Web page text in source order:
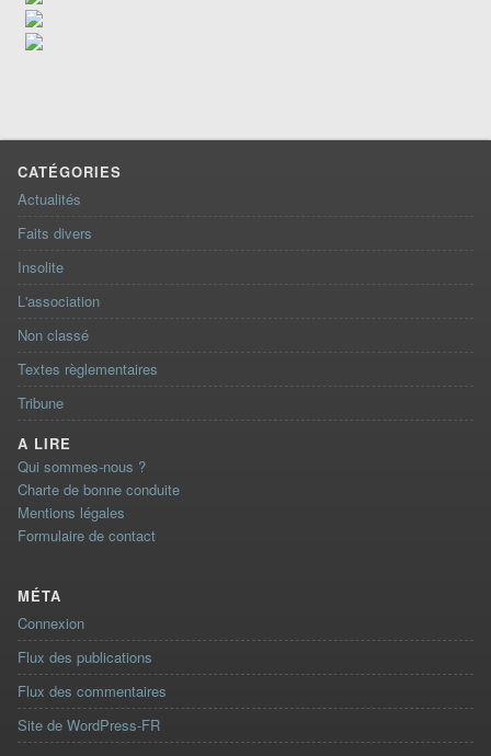
CATÉGORIES
Actualités
Faits divers
Insolite
L'association
Non classé
Textes règlementaires
Tribune
A LIRE
Qui sommes-nous ?
Charte de bonne conduite
Mentions légales
Formulaire de contact
MÉTA
Connexion
Flux des publications
Flux des commentaires
Site de WordPress-FR